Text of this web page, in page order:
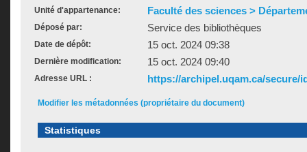
Unité d'appartenance: Faculté des sciences >
Déposé par: Service des bibliothèques
Date de dépôt: 15 oct. 2024 09:38
Dernière modification: 15 oct. 2024 09:40
Adresse URL : https://archipel.uqam.ca/secure/
Modifier les métadonnées (propriétaire du document)
Statistiques